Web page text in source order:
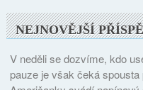
NEJNOVĚJŠÍ
V neděli se dozvíme, kdo
pauze je však čeká spousta